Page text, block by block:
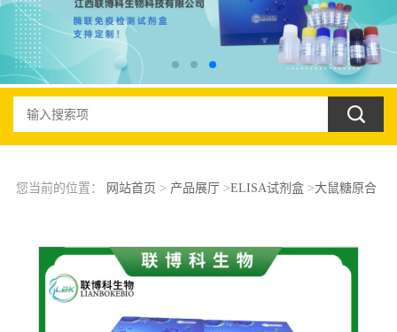
您当前的位置： 网站首页 > 产品展厅 >ELISA试剂盒>大鼠糖原合